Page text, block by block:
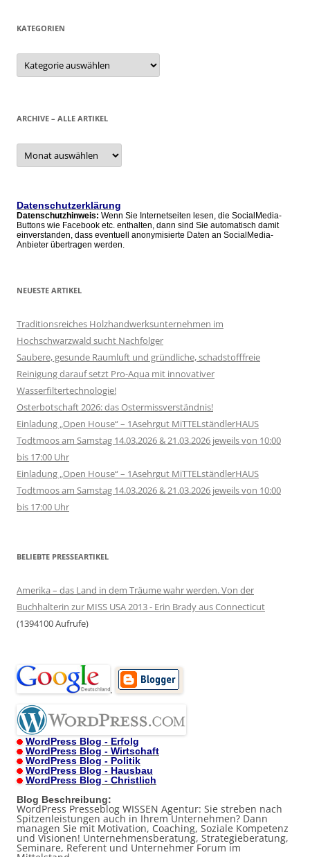
KATEGORIEN
Kategorien
ARCHIVE – ALLE ARTIKEL
Archive
alle
Datenschutzerklärung
Datenschutzhinweis: Wenn Sie Internetseiten lesen, die SocialMedia-
Buttons wie Facebook etc. enthalten, dann sind Sie automatisch damit
einverstanden, dass eventuell anonymisierte Daten an SocialMedia-
Anbieter übertragen werden.
NEUESTE ARTIKEL
Traditionsreiches Holzhandwerksunternehmen im
Hochschwarzwald sucht Nachfolger
Saubere, gesunde Raumluft und gründliche, schadstofffreie
Reinigung darauf setzt Pro-Aqua mit innovativer
Wasserfiltertechnologie!
Osterbotschaft 2026: das Ostermissverständnis!
Einladung „Open House“ – 1Asehrgut MiTTELständlerHAUS
Todtmoos am Samstag 14.03.2026 & 21.03.2026 jeweils von 10:00
bis 17:00 Uhr
Einladung „Open House“ – 1Asehrgut MiTTELständlerHAUS
Todtmoos am Samstag 14.03.2026 & 21.03.2026 jeweils von 10:00
bis 17:00 Uhr
BELIEBTE PRESSEARTIKEL
Amerika – das Land in dem Träume wahr werden. Von der
Buchhalterin zur MISS USA 2013 - Erin Brady aus Connecticut
(1394100 Aufrufe)
.
WordPress Blog - Erfolg
WordPress Blog - Wirtschaft
WordPress Blog - Politik
WordPress Blog - Hausbau
WordPress Blog - Christlich
Blog Beschreibung:
WordPress Presseblog WISSEN Agentur: Sie streben nach
Spitzenleistungen auch in Ihrem Unternehmen? Dann
managen Sie mit Motivation, Coaching, Soziale Kompetenz
und Visionen! Unternehmensberatung, Strategieberatung,
Seminare, Referent und Unternehmer Forum im